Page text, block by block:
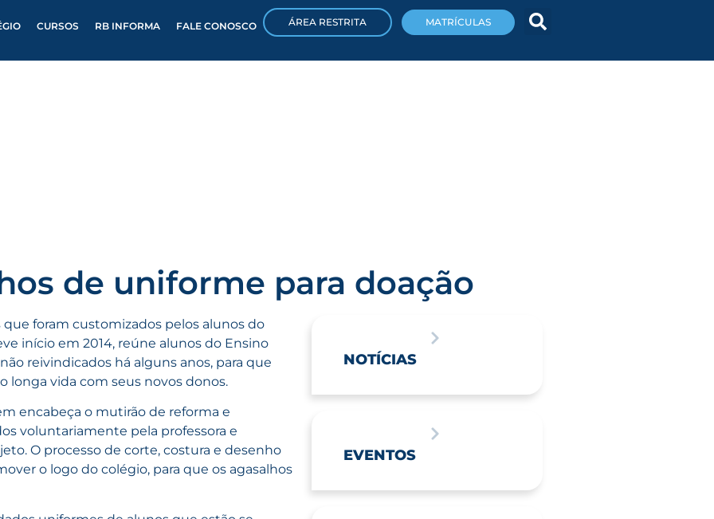
CURSOS RB INFORMA FALE CONOSCO ÁREA RESTRITA MATRÍCULAS
de uniforme para doação
foram customizados pelos alunos do
início em 2014, reúne alunos do Ensino
reivindicados há alguns anos, para que
vida com seus novos donos.
encabeça o mutirão de reforma e
voluntariamente pela professora e
O processo de corte, costura e desenho
o logo do colégio, para que os agasalhos
NOTÍCIAS
EVENTOS